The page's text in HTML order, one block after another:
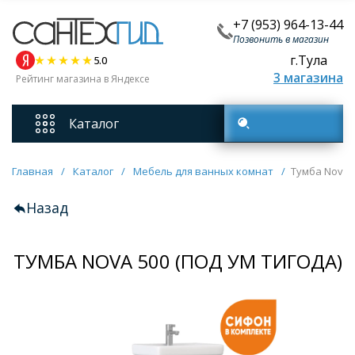
+7 (953) 964-13-44
Позвонить в магазин
5.0
Рейтинг магазина в Яндексе
г.Тула
3 магазина
Каталог
Смесители
Унитазы
Мебель для ванных комнат
Главная / Каталог / Мебель для ванных комнат / Тумба Nova
Назад
ТУМБА NOVA 500 (ПОД УМ ТИГОДА)